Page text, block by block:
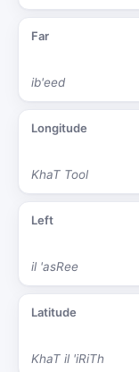
Far
ib'eed
Longitude
KhaT Tool
Left
il 'asRee
Latitude
KhaT il 'iRiTh